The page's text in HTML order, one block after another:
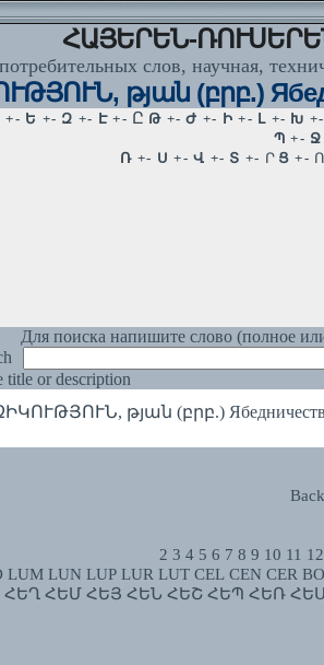
ՀԱՅԵՐԵՆ-
слов, научная,
թյան (բրբ.)
Для поиска напишите слово (полное
title or description
թյան (բրբ.) Ябедничество
Back
2 3 4 5 6 7 8 9 10 11 12
LUM LUN LUP LUR LUT CEL CEN CER
ՀԵՂ ՀԵՄ ՀԵՅ ՀԵՆ ՀԵՇ ՀԵՊ ՀԵՌ ՀԵՍ